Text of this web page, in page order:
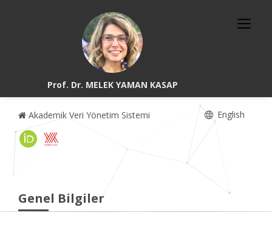
Prof. Dr. MELEK YAMAN KASAP
Akademik Veri Yönetim Sistemi English
Genel Bilgiler